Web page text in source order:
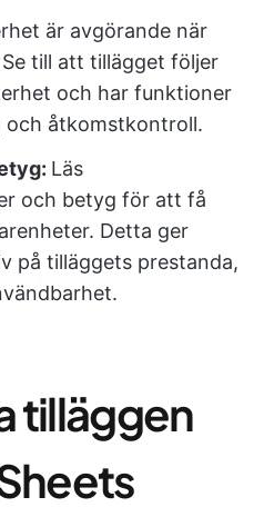
är avgörande när
till att tillägget följer
och har funktioner
åtkomstkontroll.
Läs
och betyg för att få
Detta ger
på tilläggets prestanda,
tilläggen